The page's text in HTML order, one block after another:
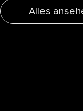
Alles